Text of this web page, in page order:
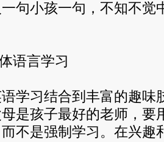
句小孩一句，不知不觉
言学习
习结合到丰富的趣味
是孩子最好的老师，要
不是强制学习。在兴趣